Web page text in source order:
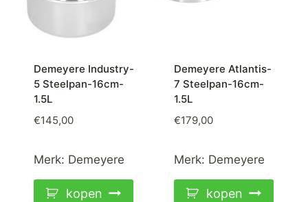
Demeyere Industry-
5 Steelpan-16cm-
1.5L
€145,00
Merk: Demeyere
kopen
Demeyere Atlantis-
7 Steelpan-16cm-
1.5L
€179,00
Merk: Demeyere
kopen